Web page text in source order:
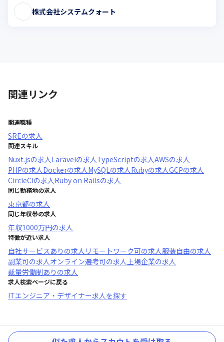
株式会社システムクォート
関連リンク
関連職種
SREの求人
関連スキル
Nuxt.jsの求人Laravelの求人TypeScriptの求人AWSの求人
PHPの求人Dockerの求人MySQLの求人Rubyの求人GCPの求人
CircleCIの求人Ruby on Railsの求人
同じ勤務地の求人
東京都の求人
同じ年収帯の求人
年収1000万円の求人
特徴が近い求人
自社サービスあり の求人 リモートワーク可の求人服装自由の求人
副業可の求人オンライン選考可の求人上場企業の求人
裁量労働制あり の求人
求人検索ページに戻る
ITエンジニア・デザイナー求人を探す